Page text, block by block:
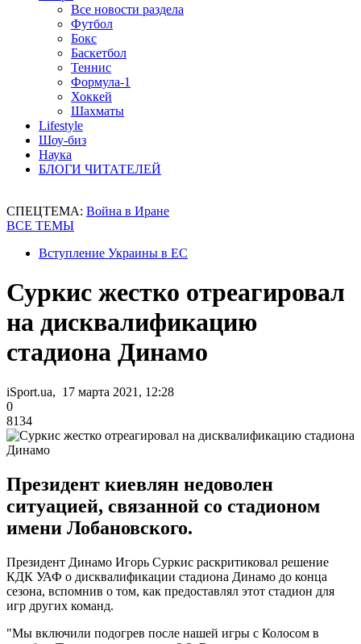
Все новости раздела
Футбол
Бокс
Баскетбол
Теннис
Формула-1
Хоккей
Шахматы
Lifestyle
Шоу-биз
Наука
БЛОГИ ЧИТАТЕЛЕЙ
СПЕЦТЕМА: Война в Иране
ВСЕ ТЕМЫ
Вступление Украины в ЕС
Суркис жестко отреагировал
на дисквалификацию
стадиона Динамо
iSport.ua, 17 марта 2021, 12:28
0
8134
Президент киевлян недоволен
ситуацией, связанной со стадионом
имени Лобановского.
Президент Динамо Игорь Суркис раскритиковал решение
КДК УАФ о дисквалификации стадиона Динамо до конца
сезона, вспомнив о том, как предоставлял этот стадион для
игр других команд.
"Мы включили подогрев после нашей игры с Колосом в